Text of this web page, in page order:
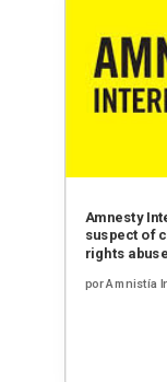
Amnesty
suspect of
rights
porAmnistía